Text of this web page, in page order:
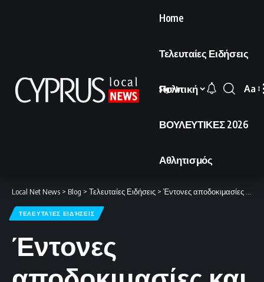
Home
Τελευταίες Ειδήσεις
Πολιτική
ΒΟΥΛΕΥΤΙΚΕΣ 2026
Αθλητισμός
Sign In
Font
Aa
Local Net News > Blog > Τελευταίες Ειδήσεις > Έντονες αποδοκιμασίες και «γιούχα» στο «Γ. Καραϊσκάκης»
ΤΕΛΕΥΤΑΊΕΣ ΕΙΔΉΣΕΙΣ
Έντονες